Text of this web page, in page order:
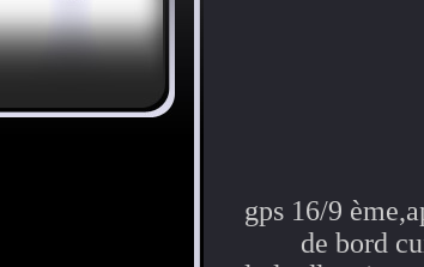
gps 16/9
de bord